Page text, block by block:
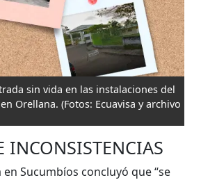
sin vida en las instalaciones del
Orellana. (Fotos: Ecuavisa y archivo
INCONSISTENCIAS
Sucumbíos concluyó que “se